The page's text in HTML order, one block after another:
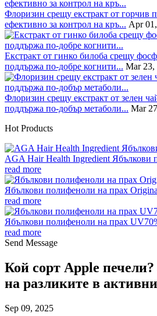
Флоризин срещу екстракт от горчив
ефективно за контрол на кръ... Apr
Екстракт от гинко билоба срещу
поддържа по-добре когнити... Mar 23,
Флоризин срещу екстракт от зелен
поддържа по-добър метаболи... Mar
Hot Products
AGA Hair Health Ingredient Ябълкови
read more
Ябълкови полифеноли на прах
read more
Ябълкови полифеноли на прах
read more
Send Message
Кой сорт Apple
на разликите в
Sep 09, 2025